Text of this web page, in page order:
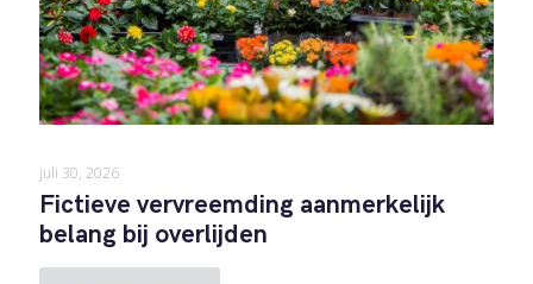
juli 30, 2026
Fictieve vervreemding aanmerkelijk
belang bij overlijden